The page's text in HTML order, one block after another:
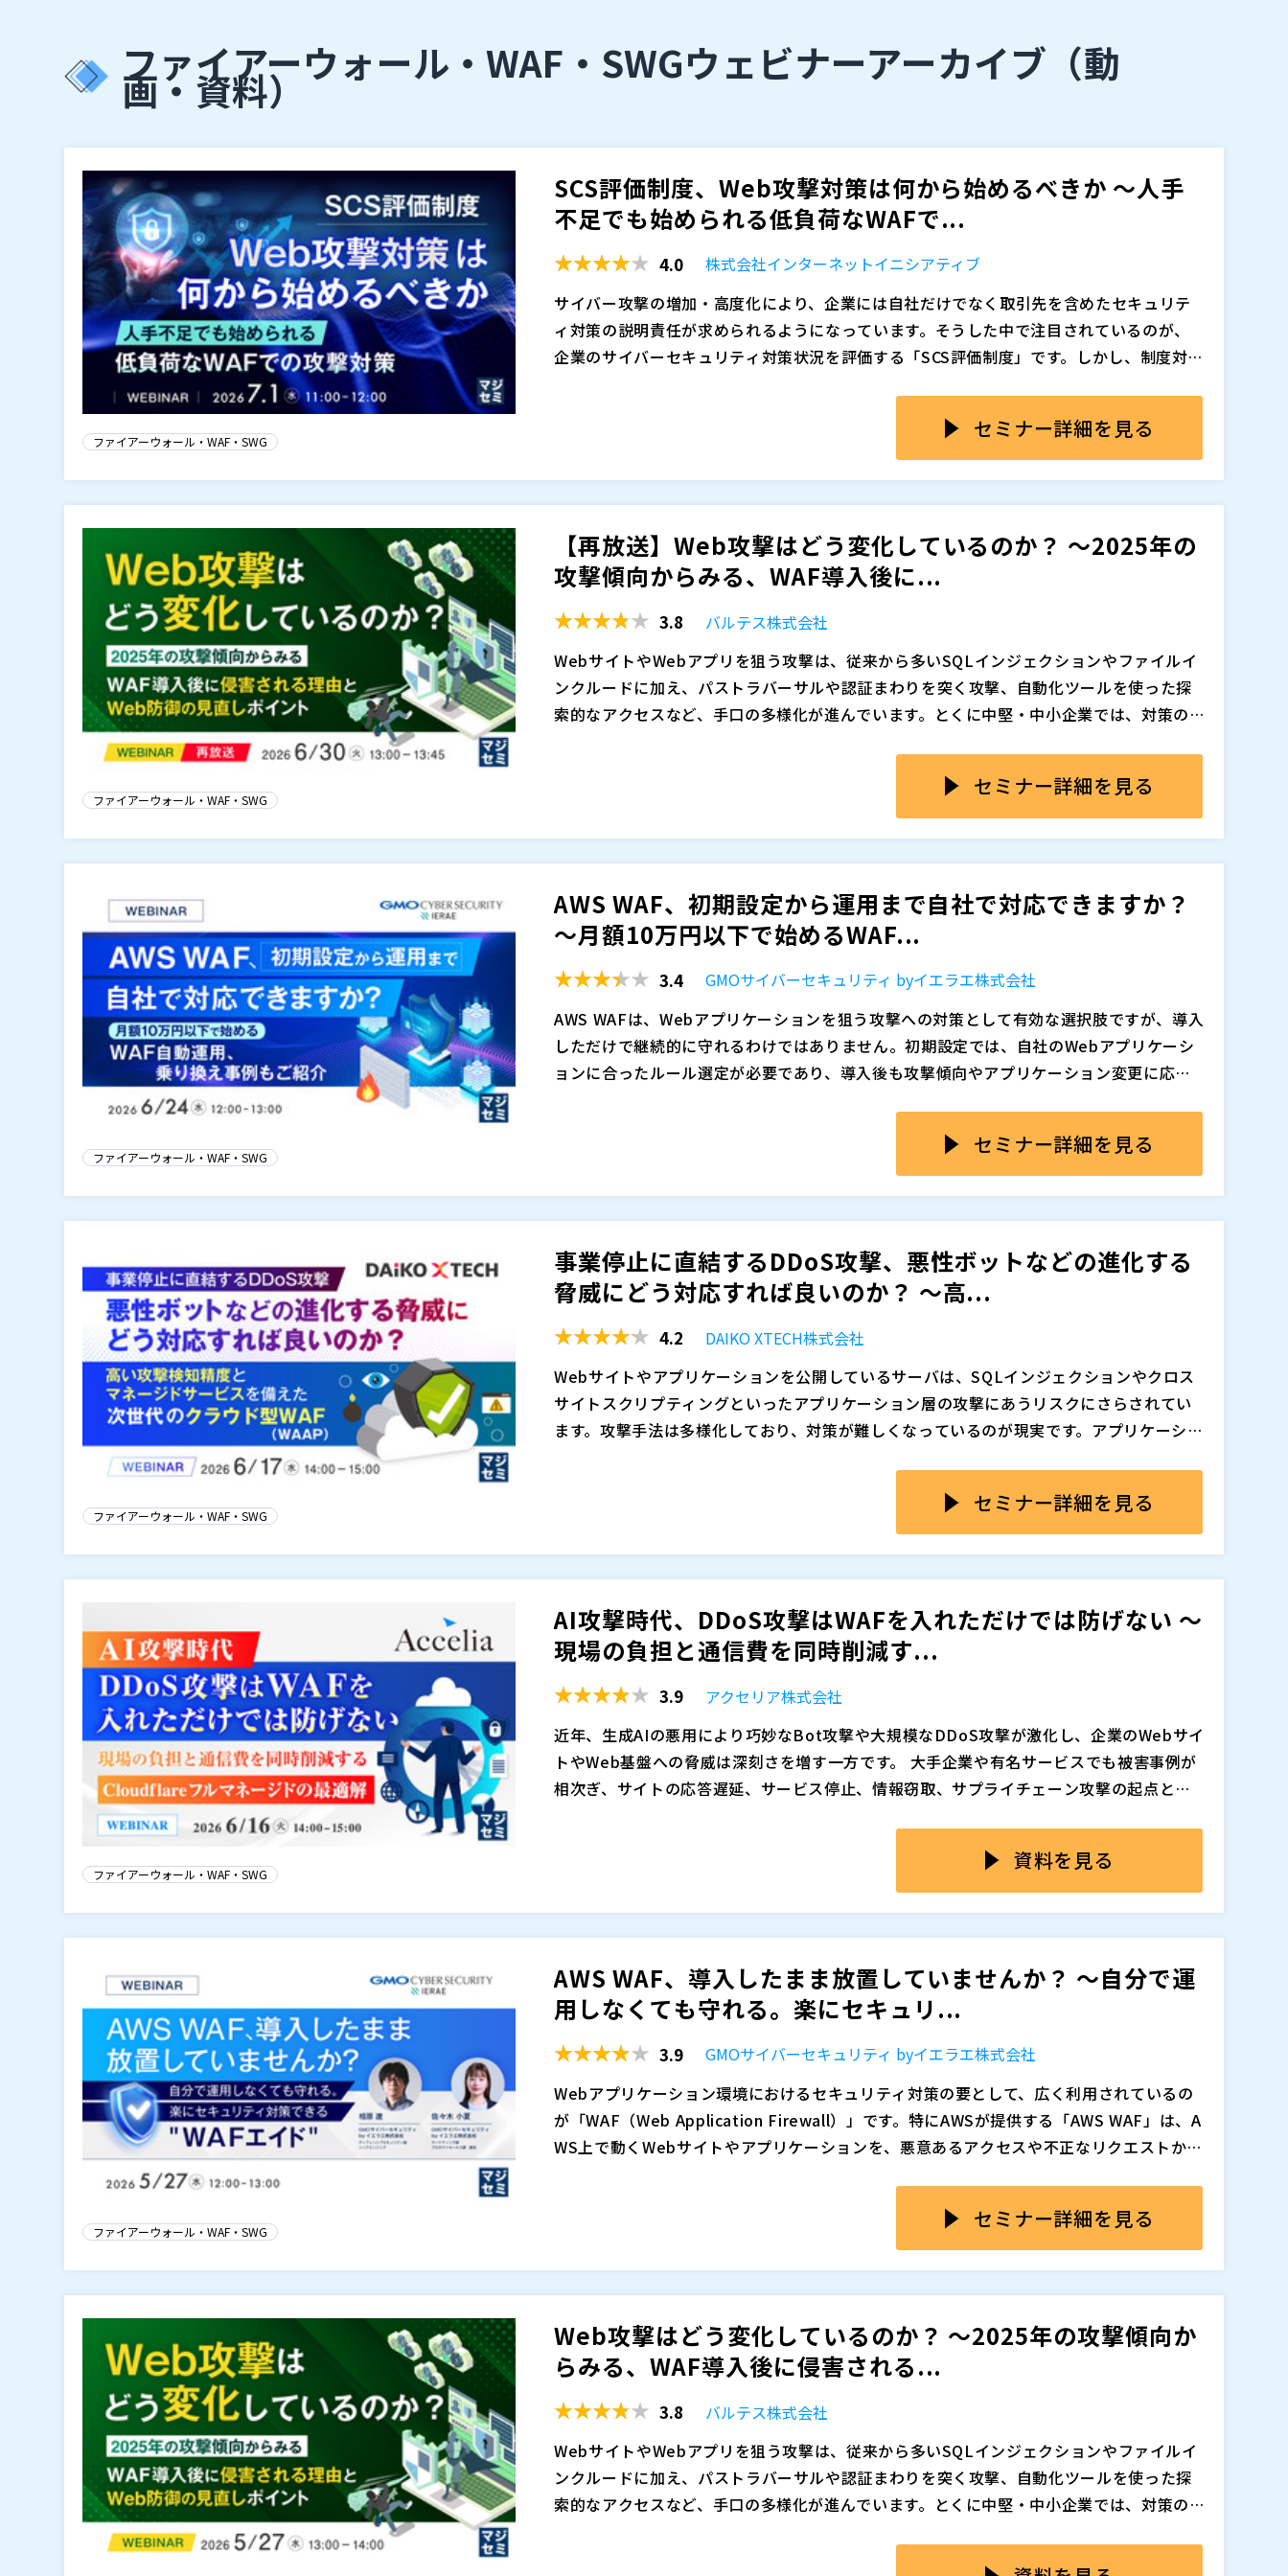
ファイアーウォール・WAF・SWGウェビナーアーカイブ （動
画・資料）
SCS評価制度、Web攻撃対策は何から始めるべきか ～人手
不足でも始められる低負荷なWAFで...
4.0
株式会社インターネットイニシアティブ
サイバー攻撃の増加・高度化により、企業には自社だけでなく取引先を含めたセキュリテ
ィ対策の説明責任が求められるようになっています。そうした中で注目されているのが、
企業のサイバーセキュリティ対策状況を評価する「SCS評価制度」です。しかし、制度対応
る攻撃を受けるリスクがあります。近年はAIを活用した脆弱性探索や攻撃手法の高度化も
進み、脆弱性の把握、パッチ適用、監視、遮断判断をすべて自社で行う負荷は高まってい
本セミナーでは、SCS評価制度への対応を見据え、Web攻撃対策の初手として取り組みや
介します。あわせて、国産クラウド型WAF「攻撃遮断くん」を例に、DNS切替による簡単
導入、24時間365日の日本語サポート、運用を抱え込みにくい支援体制、サイバー保険付
します。
・情報システム部門の責任者さま ・セキュリティ担当者さま ・公開Webサイトを運営する
担当者さま ・SCS評価制度対応を検討中の担当者さま ・人手不足によりWeb攻撃対策が後
株式会社インターネットイニシアティブ（
株式会社サイバーセキュリティクラウド（）
マジセミ株式会社（
）
※共催、協賛、協力、講演企業は将来的に追加、削除される可能性があります。
ファイアーウォール・WAF・SWG セミナー詳細を見る
【再放送】Web攻撃はどう変化しているのか？ ～2025年の
攻撃傾向からみる、WAF導入後に...
3.8
バルテス株式会社
WebサイトやWebアプリを狙う攻撃は、従来から多いSQLインジェクションやファイルイ
ンクルードに加え、パストラバーサルや認証まわりを突く攻撃、自動化ツールを使った探
索的なアクセスなど、手口の多様化が進んでいます。とくに中堅・中小企業では、対策の必
せん。しかし、実際には、初期設定のまま運用している、アラートやログを十分に確認で
きていない、誤検知を恐れて調整を後回しにしているといった状態が起こりやすく、守れ
な視点になります。
本セミナーでは、バルテスが蓄積してきた実データをもとに2025年の攻撃傾向を整理しな
方、優先的に守るべき箇所を見極める進め方を、中小企業でも取り組みやすい形でご紹介
します。
バルテス株式会社（）
マジセミ株式会社（）
ファイアーウォール・WAF・SWG セミナー詳細を見る
AWS WAF、初期設定から運用まで自社で対応できますか？
～月額10万円以下で始めるWAF...
3.4
GMOサイバーセキュリティ byイエラエ株式会社
AWS WAFは、Webアプリケーションを狙う攻撃への対策として有効な選択肢ですが、導入
しただけで継続的に守れるわけではありません。初期設定では、自社のWebアプリケーシ
ョンに合ったルール選定が必要であり、導入後も攻撃傾向やアプリケーション変更に応じ
い、誤遮断が怖くてカウントのままにしている、ログを確認する時間がないといった理由
から、結果的に導入したまま放置されてしまうケースも少なくありません。また、WAF自
本セミナーでは、AWS WAFの初期設定や定期運用でつまずきやすいポイントを、専門的に
できるため、専任担当者を置くことが難しい企業でも継続的に利用しやすいサービスで
す。さらに、他社のWAF自動運用サービスからWAFエイドへ乗り換えた事例も一部ご紹介
する際のポイントもお伝えします。
GMOサイバーセキュリティ byイエラエ株式会社（）
マジセミ株式会社（）
ファイアーウォール・WAF・SWG セミナー詳細を見る
事業停止に直結するDDoS攻撃、悪性ボットなどの進化する
脅威にどう対応すれば良いのか？ ～高...
4.2
DAIKO XTECH株式会社
Webサイトやアプリケーションを公開しているサーバは、SQLインジェクションやクロス
サイトスクリプティングといったアプリケーション層の攻撃にあうリスクにさらされてい
ます。攻撃手法は多様化しており、対策が難しくなっているのが現実です。アプリケーショ
及ぼします。 このような攻撃に対し、 WAF（Web Application Firewall）の導入は有効な
対策として広く認識されています。しかし、攻撃の巧妙化に伴い、従来のシグネチャベー
ーション層の防御をどう強化するかは避けて通れない課題です。
なっています。だからこそ、WAFを超えた「WAAP」サービスが選ばれているのです。 ま
た、WAFは導入後の運用が非常に重要です。例えば、専門的な知識を活かしたポリシーチ
す。これらの理由からWAFの導入判断が先送りされるケースも少なくありません。
本セミナーでは、クラウド型WAAPサービス「Cloudbric WAF+」を活用し、公開Webサー
ースの検知方式により多種多様な攻撃パターンに対応できます。世界171カ国70万以上のサ
イトから収集した脅威インテリジェンスを活用し、WAF機能に加え、DDoS攻撃遮断・脅
ティ専門家によるマネージドサービスが付帯しており、導入時のポリシー策定から運用中
のチューニングまで支援を受けられるため、社内に専門人材がいない環境でも導入・運用
の負荷を低減できます。 個人情報や決済情報を扱うサイト責任者様、DDoS攻撃などによ
るサイトダウンによる機会損失リスクに備えたい方、運用負荷を抑えながらWebサイトの
DAIKO XTECH株式会社（）
ペンタセキュリティ株式会社（）
※共催、協賛、協力、講演企業は将来的に追加、削除される可能性があります。
ファイアーウォール・WAF・SWG セミナー詳細を見る
AI攻撃時代、DDoS攻撃はWAFを入れただけでは防げない ～
現場の負担と通信費を同時削減す...
3.9
アクセリア株式会社
近年、生成AIの悪用により巧妙なBot攻撃や大規模なDDoS攻撃が激化し、企業のWebサイ
トやWeb基盤への脅威は深刻さを増す一方です。 大手企業や有名サービスでも被害事例が
相次ぎ、サイトの応答遅延、サービス停止、情報窃取、サプライチェーン攻撃の起点とな
てきました。 Web上で顧客にサービスを提供する企業にとって、Webサイトの停止は売上
機会の損失にとどまらず、ブランド毀損や取引先からの信頼低下にも直結しかねません。
更、誤検知の検証、障害発生時の調査・対応など、継続的な運用が前提となります。 しか
し、Webセキュリティの運用に専門的な知見を持つ人材を社内に確保できている中堅中小
る」といった、対策が後手に回る状況に陥りやすくなります。
本セミナーでは、DDoS・Bot攻撃によって、企業がどのような被害を受けるのか、事例を
oudflareをベースに、WAF・DDoS対策・Bot対策・CDNなどの機能を1パッケージで提供
し、さらに日本人の専門エンジニアチームが、ポリシーの設定変更、検証、障害発生時の
ィサービス「Solution GateCore」をご紹介します。
アクセリア株式会社（ ）
マジセミ株式会社（ ）
ファイアーウォール・WAF・SWG 資料を見る
AWS WAF、導入したまま放置していませんか？ ～自分で運
用しなくても守れる。楽にセキュリ...
3.9
GMOサイバーセキュリティ byイエラエ株式会社
Webアプリケーション環境におけるセキュリティ対策の要として、広く利用されているの
が「WAF（Web Application Firewall）」です。特にAWSが提供する「AWS WAF」は、A
WS上で動くWebサイトやアプリケーションを、悪意あるアクセスや不正なリクエストから
撃トレンドに応じた見直し」など、運用が前提のサービスです。社内に十分なセキュリティ
人材がいない場合には、設定や運用が属人化しやすく、誤検知対応やチューニングの継続
雑さや運用負荷の高さから、導入後に放置されたり、形式的な運用に留まったりするケー
スが後を絶ちません。 その結果、本来防げるはずの攻撃を見逃したり、過検知により業務
ます。
本セミナーでは、GMOサイバーセキュリティ byイエラエが提供する「WAFエイド」をご
側で複雑な設定や運用を行う必要がなく、本来の業務に集中しながら高度なセキュリティ
対策を実現できます。 クラウド時代の開発スピードを損なうことなく、実効性のあるWAF
GMOサイバーセキュリティ byイエラエ株式会社（ ）
株式会社オープンソース活用研究所（）
※共催、協賛、協力、講演企業は将来的に追加、削除される可能性があります。
ファイアーウォール・WAF・SWG セミナー詳細を見る
Web攻撃はどう変化しているのか？ ～2025年の攻撃傾向か
らみる、WAF導入後に侵害される...
3.8
バルテス株式会社
WebサイトやWebアプリを狙う攻撃は、従来から多いSQLインジェクションやファイルイ
ンクルードに加え、パストラバーサルや認証まわりを突く攻撃、自動化ツールを使った探
索的なアクセスなど、手口の多様化が進んでいます。とくに中堅・中小企業では、対策の必